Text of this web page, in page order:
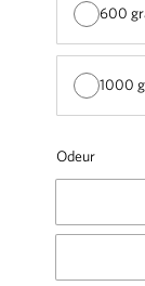
600
1000
Odeur